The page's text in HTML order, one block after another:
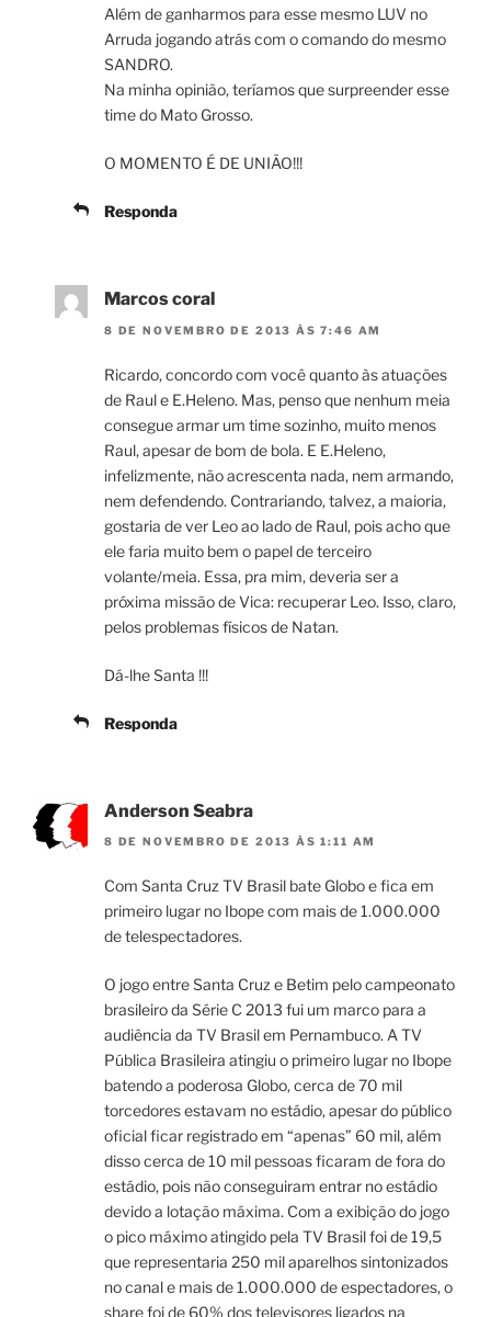
Além de ganharmos para esse mesmo LUV no
Arruda jogando atrás com o comando do mesmo
SANDRO.
Na minha opinião, teríamos que surpreender esse
time do Mato Grosso.
O MOMENTO É DE UNIÃO!!!
Responda
Marcos coral
8 DE NOVEMBRO DE 2013 ÀS 7:46 AM
Ricardo, concordo com você quanto às atuações
de Raul e E.Heleno. Mas, penso que nenhum meia
consegue armar um time sozinho, muito menos
Raul, apesar de bom de bola. E E.Heleno,
infelizmente, não acrescenta nada, nem armando,
nem defendendo. Contrariando, talvez, a maioria,
gostaria de ver Leo ao lado de Raul, pois acho que
ele faria muito bem o papel de terceiro
volante/meia. Essa, pra mim, deveria ser a
próxima missão de Vica: recuperar Leo. Isso, claro,
pelos problemas físicos de Natan.
Dá-lhe Santa !!!
Responda
Anderson Seabra
8 DE NOVEMBRO DE 2013 ÀS 1:11 AM
Com Santa Cruz TV Brasil bate Globo e fica em
primeiro lugar no Ibope com mais de 1.000.000
de telespectadores.
O jogo entre Santa Cruz e Betim pelo campeonato
brasileiro da Série C 2013 fui um marco para a
audiência da TV Brasil em Pernambuco. A TV
Pública Brasileira atingiu o primeiro lugar no Ibope
batendo a poderosa Globo, cerca de 70 mil
torcedores estavam no estádio, apesar do público
oficial ficar registrado em “apenas” 60 mil, além
disso cerca de 10 mil pessoas ficaram de fora do
estádio, pois não conseguiram entrar no estádio
devido a lotação máxima. Com a exibição do jogo
o pico máximo atingido pela TV Brasil foi de 19,5
que representaria 250 mil aparelhos sintonizados
no canal e mais de 1.000.000 de espectadores, o
share foi de 60% dos televisores ligados na